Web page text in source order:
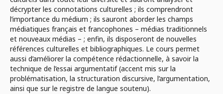
décrypter les connotations culturelles ; ils comprendront
l’importance du médium ; ils sauront aborder les champs
médiatiques français et francophones – médias traditionnels
et nouveaux médias – ; enfin, ils disposeront de nouvelles
références culturelles et bibliographiques. Le cours permet
aussi d’améliorer la compétence rédactionnelle, à savoir la
technique de l’essai argumentatif (accent mis sur la
problématisation, la structuration discursive, l’argumentation,
ainsi que sur le registre de langue soutenu).